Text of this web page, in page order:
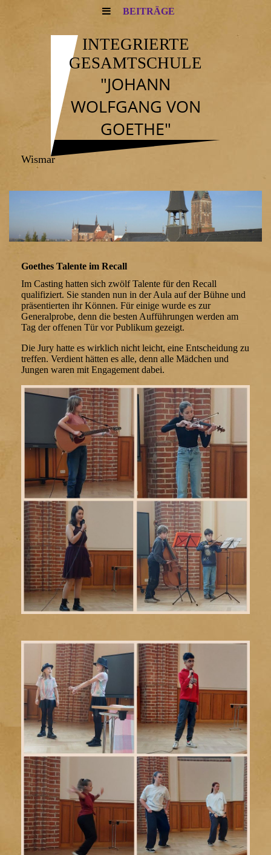
BEITRÄGE
INTEGRIERTE
GESAMTSCHULE
"JOHANN
WOLFGANG VON
GOETHE"
Wismar
Goethes Talente im Recall
Im Casting hatten sich zwölf Talente für den Recall
qualifiziert. Sie standen nun in der Aula auf der Bühne und
präsentierten ihr Können. Für einige wurde es zur
Generalprobe, denn die besten Aufführungen werden am
Tag der offenen Tür vor Publikum gezeigt.
Die Jury hatte es wirklich nicht leicht, eine Entscheidung zu
treffen. Verdient hätten es alle, denn alle Mädchen und
Jungen waren mit Engagement dabei.